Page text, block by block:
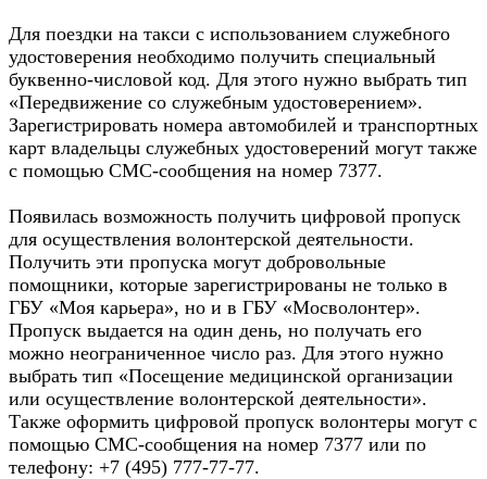
Для поездки на такси с использованием служебного
удостоверения необходимо получить специальный
буквенно-числовой код. Для этого нужно выбрать тип
«Передвижение со служебным удостоверением».
Зарегистрировать номера автомобилей и транспортных
карт владельцы служебных удостоверений могут также
с помощью СМС-сообщения на номер 7377.
Появилась возможность получить цифровой пропуск
для осуществления волонтерской деятельности.
Получить эти пропуска могут добровольные
помощники, которые зарегистрированы не только в
ГБУ «Моя карьера», но и в ГБУ «Мосволонтер».
Пропуск выдается на один день, но получать его
можно неограниченное число раз. Для этого нужно
выбрать тип «Посещение медицинской организации
или осуществление волонтерской деятельности».
Также оформить цифровой пропуск волонтеры могут с
помощью СМС-сообщения на номер 7377 или по
телефону: +7 (495) 777-77-77.